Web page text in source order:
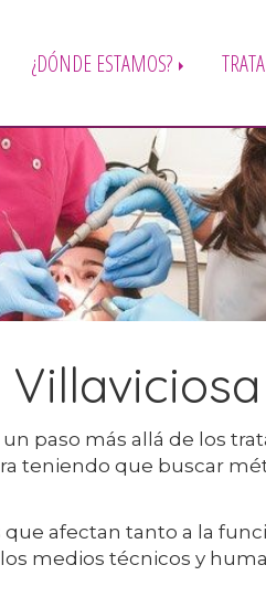
¿DÓNDE ESTAMOS?
paso más allá de los
teniendo que buscar
afectan tanto a la
medios técnicos y